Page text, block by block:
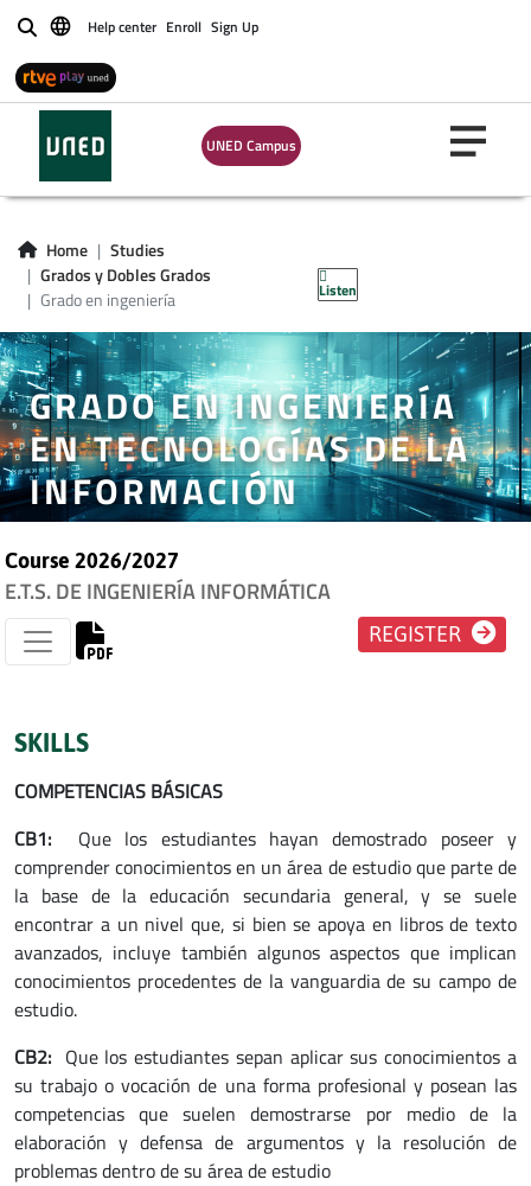
BuscarHelp center Enroll Sign Up
UNED Campus
Home
Studies
Grados y Dobles Grados
Grado en ingeniería
Listen
GRADO EN INGENIERÍA
EN TECNOLOGÍAS DE LA
INFORMACIÓN
Course 2026/2027
E.T.S. DE INGENIERÍA INFORMÁTICA
REGISTER
SKILLS
COMPETENCIAS BÁSICAS
CB1:
Que los estudiantes hayan demostrado poseer y
comprender conocimientos en un área de estudio que parte de
la base de la educación secundaria general, y se suele
encontrar a un nivel que, si bien se apoya en libros de texto
avanzados, incluye también algunos aspectos que implican
conocimientos procedentes de la vanguardia de su campo de
estudio.
CB2: Que los estudiantes sepan aplicar sus conocimientos a
su trabajo o vocación de una forma profesional y posean las
competencias que suelen demostrarse por medio de la
elaboración y defensa de argumentos y la resolución de
problemas dentro de su área de estudio